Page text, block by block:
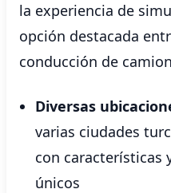
la experiencia de
opción destacada
conducción de
Diversas
varias ciudades
con características
únicos